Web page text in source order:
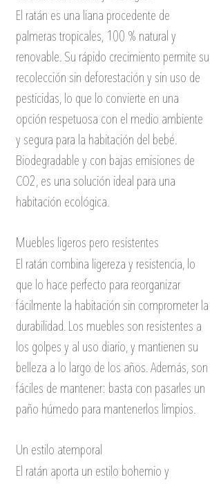
El ratán es una liana procedente de
palmeras tropicales, 100 % natural y
renovable. Su rápido crecimiento permite su
recolección sin deforestación y sin uso de
pesticidas, lo que lo convierte en una
opción respetuosa con el medio ambiente
y segura para la habitación del bebé.
Biodegradable y con bajas emisiones de
CO2, es una solución ideal para una
habitación ecológica.
Muebles ligeros pero resistentes
El ratán combina ligereza y resistencia, lo
que lo hace perfecto para reorganizar
fácilmente la habitación sin comprometer la
durabilidad. Los muebles son resistentes a
los golpes y al uso diario, y mantienen su
belleza a lo largo de los años. Además, son
fáciles de mantener: basta con pasarles un
paño húmedo para mantenerlos limpios.
Un estilo atemporal
El ratán aporta un estilo bohemio y